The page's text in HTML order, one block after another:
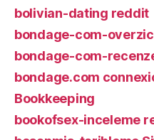
bolivian-dating reddit
bondage-com-
bondage-com-
bondage.com
Bookkeeping
bookofsex-inceleme